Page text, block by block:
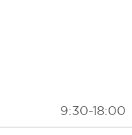
9:30-18:00